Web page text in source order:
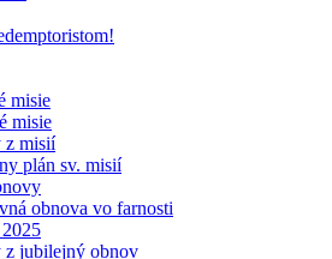
misie
misie
z misií
plán sv. misií
obnova vo farnosti
z jubilejný obnov